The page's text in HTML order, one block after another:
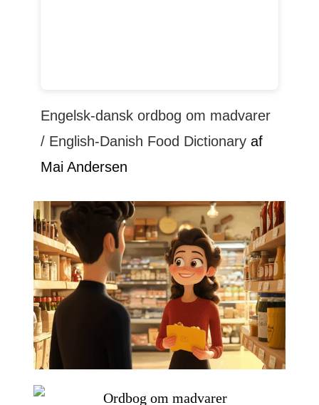
Engelsk-dansk ordbog om madvarer
/ English-Danish Food Dictionary af
Mai Andersen